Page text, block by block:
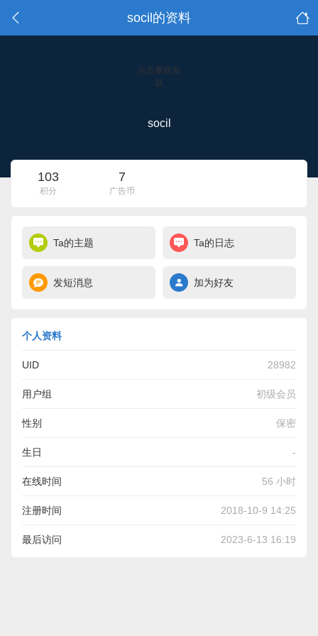
socil的资料
点击重新加
载
socil
103
积分
7
广告币
Ta的主题 Ta的日志
发短消息 加为好友
个人资料
UID 28982
用户组 初级会员
性别 保密
生日 -
在线时间 56 小时
注册时间 2018-10-9 14:25
最后访问 2023-6-13 16:19